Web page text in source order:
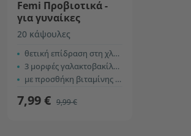
Femi Προβιοτικά -
για γυναίκες
20 κάψουλες
θετική επίδραση στη χλωρίδα
3 μορφές γαλακτοβακίλλων
με προσθήκη βιταμίνης Β9 – φολικό οξύ
7,99 € 9,99 €